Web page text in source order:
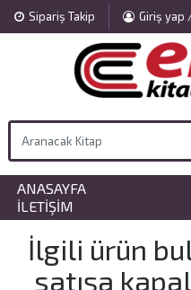
Sipariş Takip Giriş yap
ANASAYFA
İLETIŞIM
İlgili ürün
satışa